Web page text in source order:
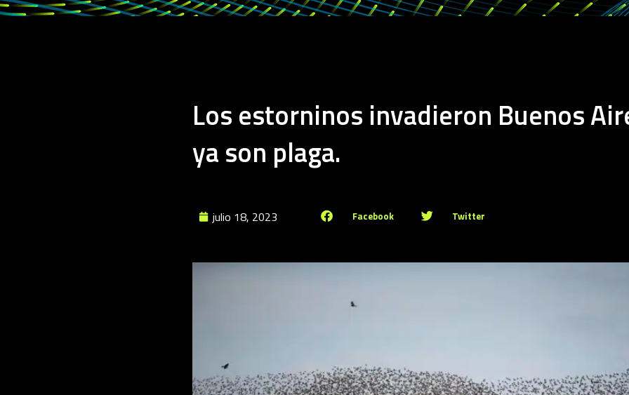
Los estorninos invadieron Buenos
ya son plaga.
julio 18, 2023 Facebook Twitter